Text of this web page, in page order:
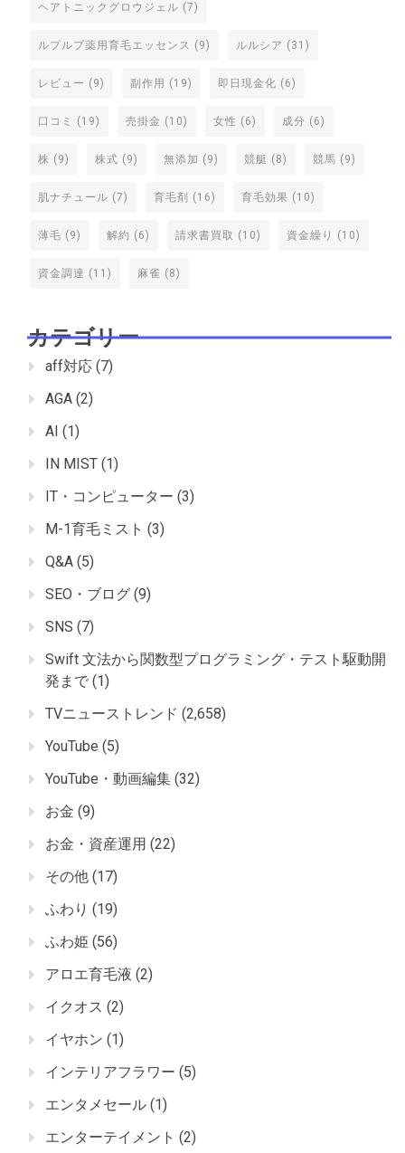
ヘアトニックグロウジェル (7)
ルプルプ薬用育毛エッセンス (9) ルルシア (31)
レビュー (9) 副作用 (19) 即日現金化 (6)
口コミ (19) 売掛金 (10) 女性 (6) 成分 (6)
株 (9) 株式 (9) 無添加 (9) 競艇 (8) 競馬 (9)
肌ナチュール (7) 育毛剤 (16) 育毛効果 (10)
薄毛 (9) 解約 (6) 請求書買取 (10) 資金繰り (10)
資金調達 (11) 麻雀 (8)
カテゴリー
aff対応 (7)
AGA (2)
AI (1)
IN MIST (1)
IT・コンピューター (3)
M-1育毛ミスト (3)
Q&A (5)
SEO・ブログ (9)
SNS (7)
Swift 文法から関数型プログラミング・テスト駆動開
発まで (1)
TVニューストレンド (2,658)
YouTube (5)
YouTube・動画編集 (32)
お金 (9)
お金・資産運用 (22)
その他 (17)
ふわり (19)
ふわ姫 (56)
アロエ育毛液 (2)
イクオス (2)
イヤホン (1)
インテリアフラワー (5)
エンタメセール (1)
エンターテイメント (2)